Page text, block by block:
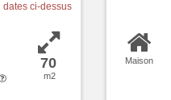
dates ci-dessus
70
m2
Maison